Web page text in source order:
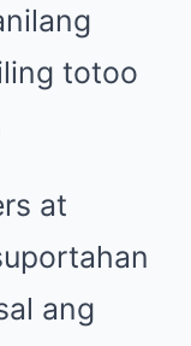
totoo
at
ang